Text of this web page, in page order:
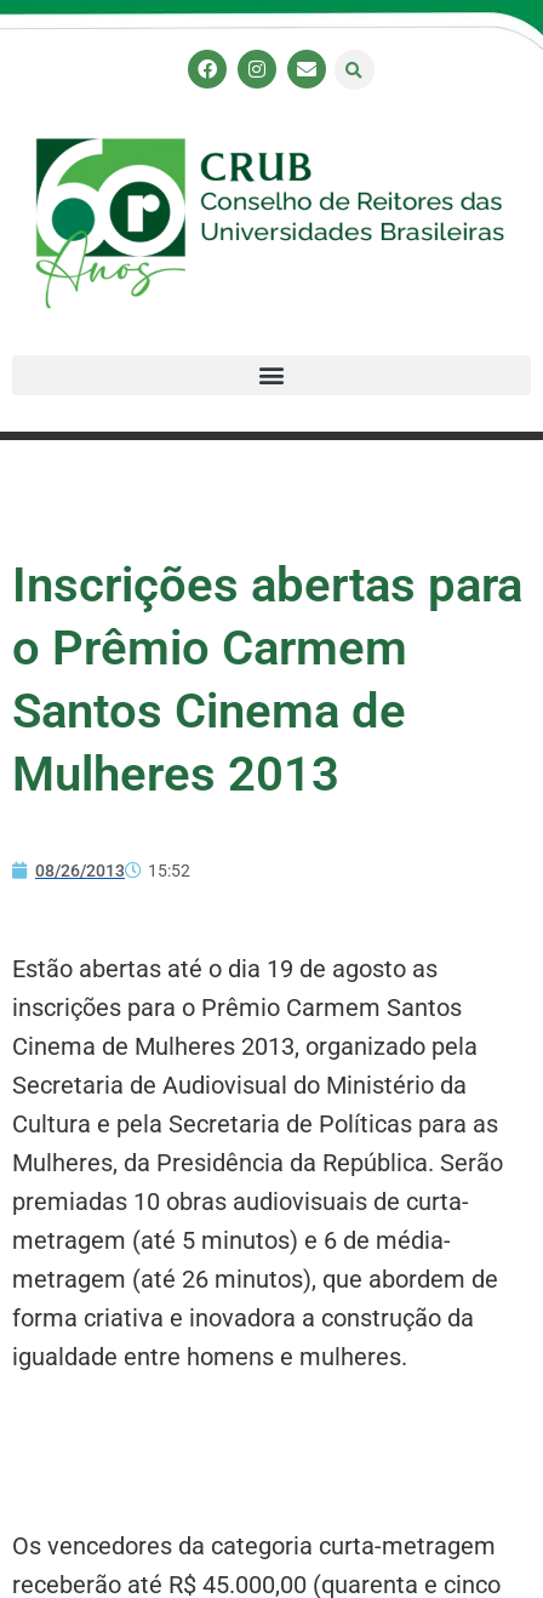
Inscrições abertas para
o Prêmio Carmem
Santos Cinema de
Mulheres 2013
08/26/2013 15:52
Estão abertas até o dia 19 de agosto as
inscrições para o Prêmio Carmem Santos
Cinema de Mulheres 2013, organizado pela
Secretaria de Audiovisual do Ministério da
Cultura e pela Secretaria de Políticas para as
Mulheres, da Presidência da República. Serão
premiadas 10 obras audiovisuais de curta-
metragem (até 5 minutos) e 6 de média-
metragem (até 26 minutos), que abordem de
forma criativa e inovadora a construção da
igualdade entre homens e mulheres.
Os vencedores da categoria curta-metragem
receberão até R$ 45.000,00 (quarenta e cinco